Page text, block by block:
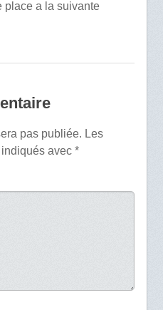
place a la suivante
pas publiée. Les
avec *